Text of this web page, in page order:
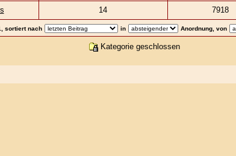
14 7918
sortiert nach in Anordnung, von
Kategorie geschlossen